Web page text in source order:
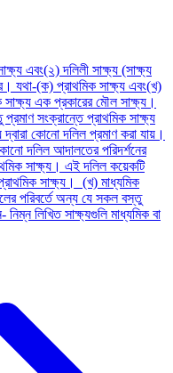
এবং(২) দলিলী সাক্ষ্য (সাক্ষ্য
যথা-(ক) প্রাথমিক সাক্ষ্য এবং(খ)
সাক্ষ্য এক প্রকারের মৌল সাক্ষ্য।
সংক্রান্তে প্রাথমিক সাক্ষ্য
কোনো দলিল প্রমাণ করা যায়।
দলিল আদালতের পরিদর্শনের
সাক্ষ্য। এই দলিল কয়েকটি
সাক্ষ্য। (খ) মাধ্যমিক
পরিবর্তে অন্য যে সকল বস্তু
লিখিত সাক্ষ্যগুলি মাধ্যমিক বা